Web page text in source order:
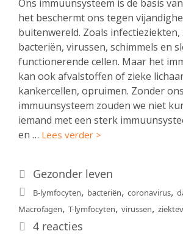
Ons immuunsysteem is de basis van
het beschermt ons tegen
buitenwereld. Zoals infectieziekten,
bacteriën, virussen, schimmels en
functionerende cellen. Maar het
kan ook afvalstoffen of zieke
kankercellen, opruimen. Zonder ons
immuunsysteem zouden we niet
iemand met een sterk
en … Lees verder >
Categorieën
Gezonder leven
Tags
B-lymfocyten, bacteriën, coronavirus,
Macrofagen, T-lymfocyten, virussen,
4 reacties